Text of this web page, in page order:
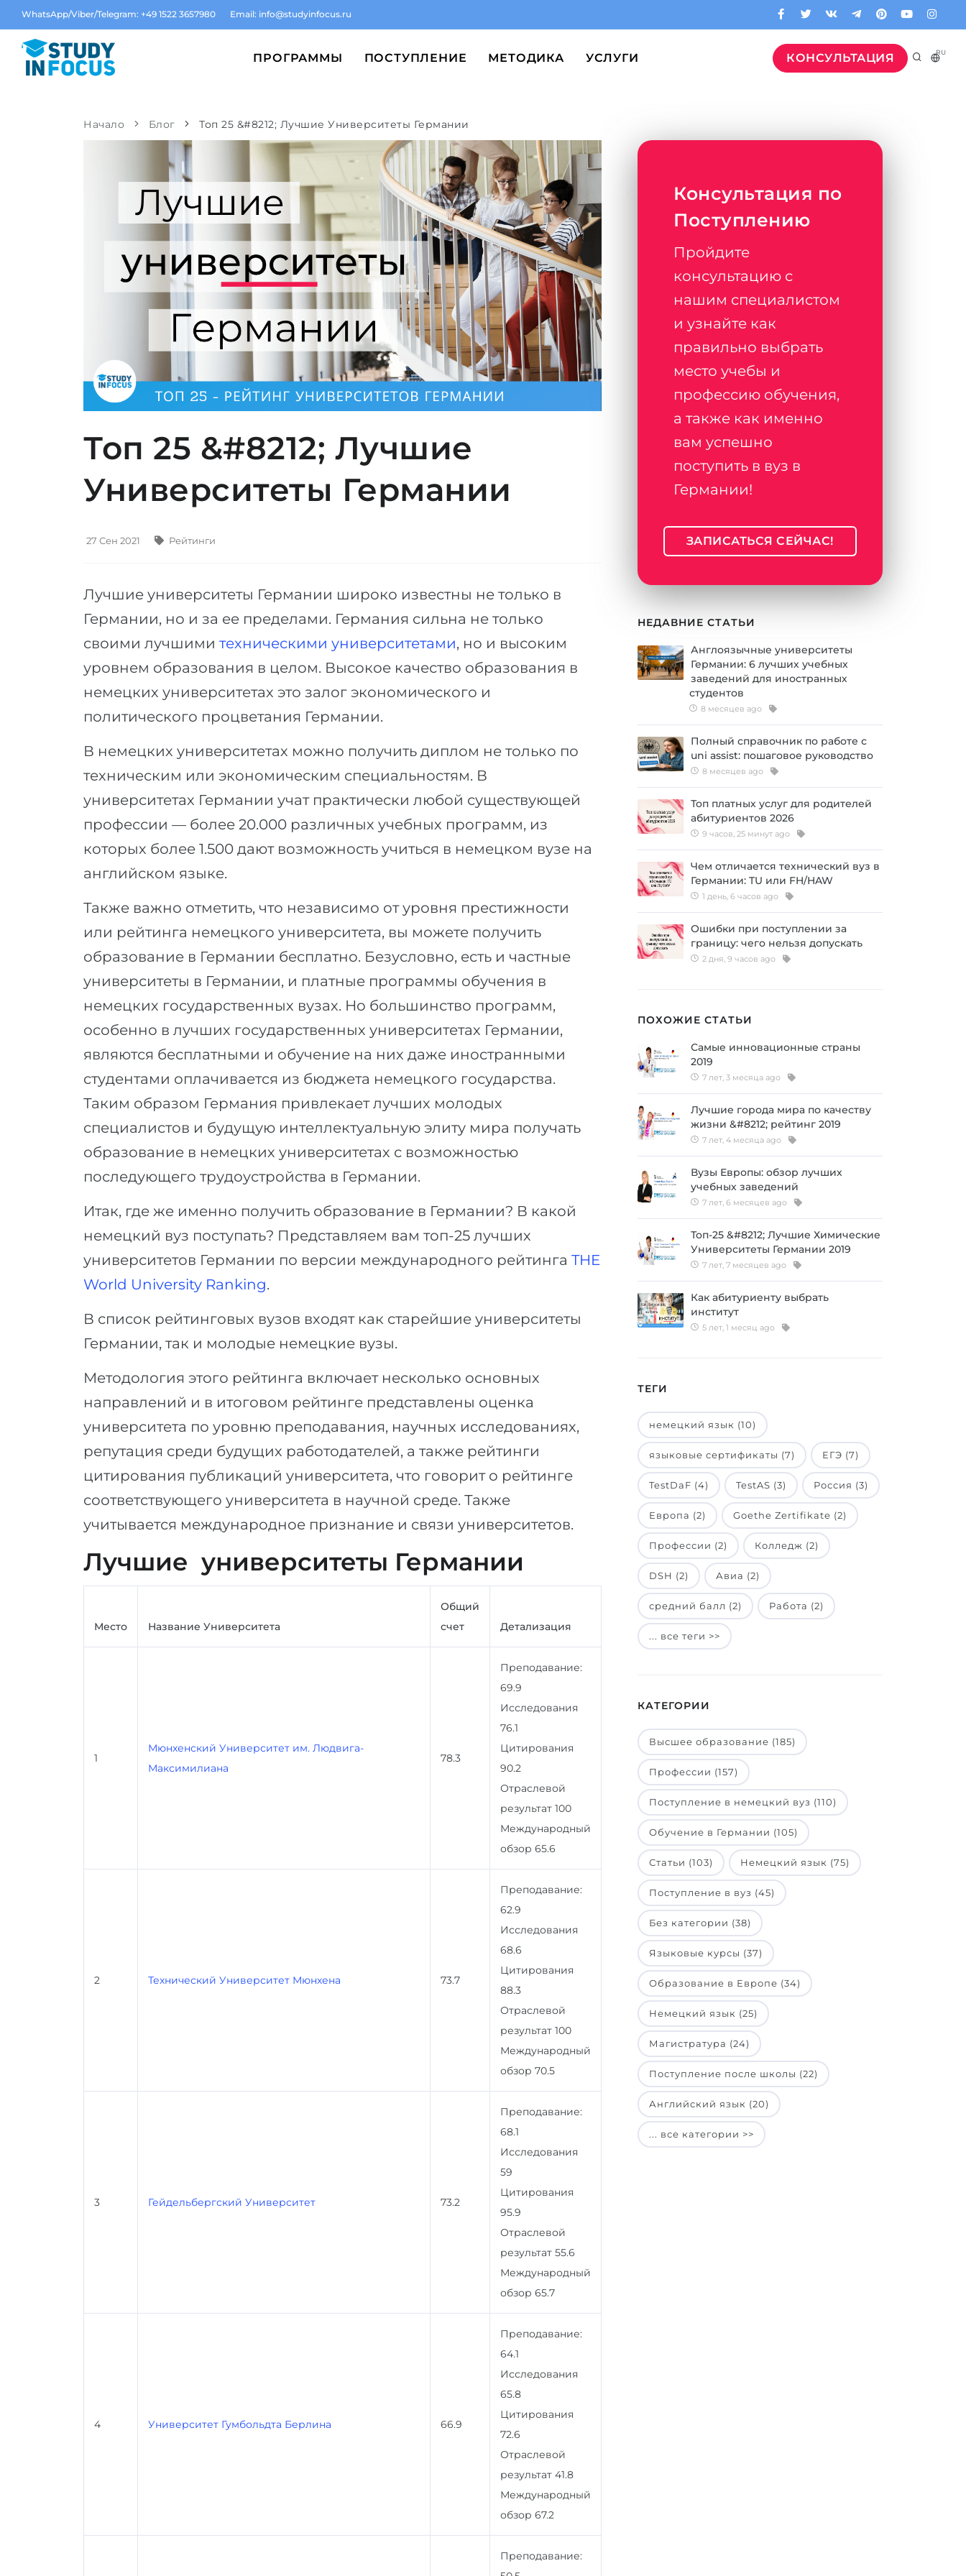
WhatsApp/Viber/Telegram: +49 1522 3657980 Email: info@studyinfocus.ru
КОНСУЛЬТАЦИЯ RU
ПРОГРАММЫ ПОСТУПЛЕНИЕ МЕТОДИКА УСЛУГИ
Начало Блог Топ 25 &#8212; Лучшие Университеты Германии
Топ 25 &#8212; Лучшие
Университеты Германии
27 Сен 2021 Рейтинги
Лучшие университеты Германии широко известны не только в
Германии, но и за ее пределами. Германия сильна не только
своими лучшими техническими университетами, но и высоким
уровнем образования в целом. Высокое качество образования в
немецких университетах это залог экономического и
политического процветания Германии.
В немецких университетах можно получить диплом не только по
техническим или экономическим специальностям. В
университетах Германии учат практически любой существующей
профессии — более 20.000 различных учебных программ, из
которых более 1.500 дают возможность учиться в немецком вузе на
английском языке.
Также важно отметить, что независимо от уровня престижности
или рейтинга немецкого университета, вы можете получить
образование в Германии бесплатно. Безусловно, есть и частные
университеты в Германии, и платные программы обучения в
немецких государственных вузах. Но большинство программ,
особенно в лучших государственных университетах Германии,
являются бесплатными и обучение на них даже иностранными
студентами оплачивается из бюджета немецкого государства.
Таким образом Германия привлекает лучших молодых
специалистов и будущую интеллектуальную элиту мира получать
образование в немецких университетах с возможностью
последующего трудоустройства в Германии.
Итак, где же именно получить образование в Германии? В какой
немецкий вуз поступать? Представляем вам топ-25 лучших
университетов Германии по версии международного рейтинга THE
World University Ranking.
В список рейтинговых вузов входят как старейшие университеты
Германии, так и молодые немецкие вузы.
Методология этого рейтинга включает несколько основных
направлений и в итоговом рейтинге представлены оценка
университета по уровню преподавания, научных исследованиях,
репутация среди будущих работодателей, а также рейтинги
цитирования публикаций университета, что говорит о рейтинге
соответствующего университета в научной среде. Также
учитывается международное признание и связи университетов.
Лучшие университеты Германии
Место Название Университета
Общий
счет
Детализация
1
Мюнхенский Университет им. Людвига-
Максимилиана
78.3
Преподавание:
69.9
Исследования
76.1
Цитирования
90.2
Отраслевой
результат 100
Международный
обзор 65.6
2 Технический Университет Мюнхена 73.7
Преподавание:
62.9
Исследования
68.6
Цитирования
88.3
Отраслевой
результат 100
Международный
обзор 70.5
3 Гейдельбергский Университет 73.2
Преподавание:
68.1
Исследования
59
Цитирования
95.9
Отраслевой
результат 55.6
Международный
обзор 65.7
4 Университет Гумбольдта Берлина 66.9
Преподавание:
64.1
Исследования
65.8
Цитирования
72.6
Отраслевой
результат 41.8
Международный
обзор 67.2
Преподавание:
Консультация по
Поступлению
Пройдите
консультацию с
нашим специалистом
и узнайте как
правильно выбрать
место учебы и
профессию обучения,
а также как именно
вам успешно
поступить в вуз в
Германии!
ЗАПИСАТЬСЯ СЕЙЧАС!
НЕДАВНИЕ СТАТЬИ
Англоязычные университеты
Германии: 6 лучших учебных
заведений для иностранных
студентов
8 месяцев ago
Полный справочник по работе с
uni assist: пошаговое руководство
8 месяцев ago
Топ платных услуг для родителей
абитуриентов 2026
9 часов, 25 минут ago
Чем отличается технический вуз в
Германии: TU или FH/HAW
1 день, 6 часов ago
Ошибки при поступлении за
границу: чего нельзя допускать
2 дня, 9 часов ago
ПОХОЖИЕ СТАТЬИ
Самые инновационные страны
2019
7 лет, 3 месяца ago
Лучшие города мира по качеству
жизни &#8212; рейтинг 2019
7 лет, 4 месяца ago
Вузы Европы: обзор лучших
учебных заведений
7 лет, 6 месяцев ago
Топ-25 &#8212; Лучшие Химические
Университеты Германии 2019
7 лет, 7 месяцев ago
Как абитуриенту выбрать
институт
5 лет, 1 месяц ago
ТЕГИ
немецкий язык (10)
языковые сертификаты (7) ЕГЭ (7)
TestDaF (4) TestAS (3) Россия (3)
Европа (2) Goethe Zertifikate (2)
Профессии (2) Колледж (2)
DSH (2) Авиа (2)
средний балл (2) Работа (2)
... все теги >>
КАТЕГОРИИ
Высшее образование (185)
Профессии (157)
Поступление в немецкий вуз (110)
Обучение в Германии (105)
Статьи (103) Немецкий язык (75)
Поступление в вуз (45)
Без категории (38)
Языковые курсы (37)
Образование в Европе (34)
Немецкий язык (25)
Магистратура (24)
Поступление после школы (22)
Английский язык (20)
... все категории >>